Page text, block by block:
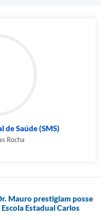
de Saúde (SMS)
Rocha
Mauro prestigiam posse
Estadual Carlos